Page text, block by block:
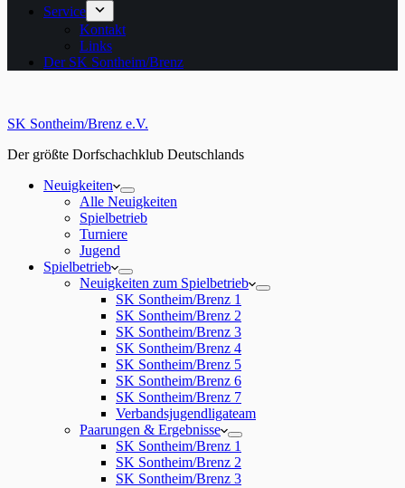
Service
Kontakt
Links
Der SK Sontheim/Brenz
SK Sontheim/Brenz e.V.
Der größte Dorfschachklub Deutschlands
Neuigkeiten
Alle Neuigkeiten
Spielbetrieb
Turniere
Jugend
Spielbetrieb
Neuigkeiten zum Spielbetrieb
SK Sontheim/Brenz 1
SK Sontheim/Brenz 2
SK Sontheim/Brenz 3
SK Sontheim/Brenz 4
SK Sontheim/Brenz 5
SK Sontheim/Brenz 6
SK Sontheim/Brenz 7
Verbandsjugendligateam
Paarungen & Ergebnisse
SK Sontheim/Brenz 1
SK Sontheim/Brenz 2
SK Sontheim/Brenz 3